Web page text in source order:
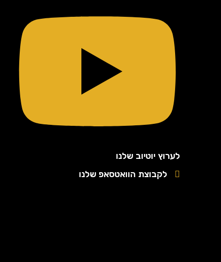
לערוץ יוטיוב שלנו
לקבוצת הוואטסאפ שלנו